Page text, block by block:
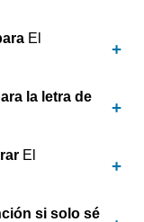
El
la letra de
El
si solo sé